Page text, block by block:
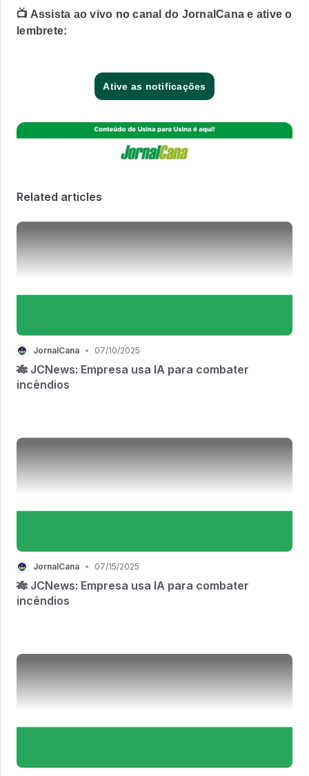
📺 Assista ao vivo no canal do JornalCana e ative o
lembrete:
Ative as notificações
Related articles
JornalCana • 07/10/2025
🎋 JCNews: Empresa usa IA para combater
incêndios
JornalCana • 07/15/2025
🎋 JCNews: Empresa usa IA para combater
incêndios